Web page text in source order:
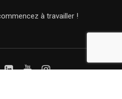
à travailler !